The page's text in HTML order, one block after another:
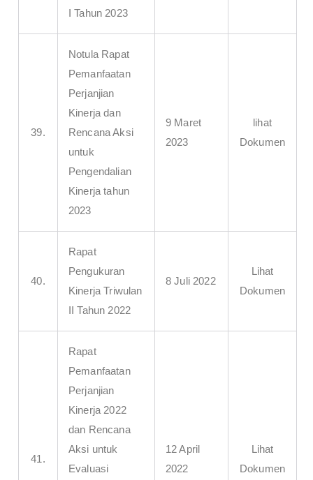
I Tahun 2023
39.
Notula Rapat
Pemanfaatan
Perjanjian
Kinerja dan
Rencana Aksi
untuk
Pengendalian
Kinerja tahun
2023
9 Maret
2023
lihat
Dokumen
40.
Rapat
Pengukuran
Kinerja Triwulan
II Tahun 2022
8 Juli 2022
Lihat
Dokumen
41.
Rapat
Pemanfaatan
Perjanjian
Kinerja 2022
dan Rencana
Aksi untuk
Evaluasi
12 April
2022
Lihat
Dokumen